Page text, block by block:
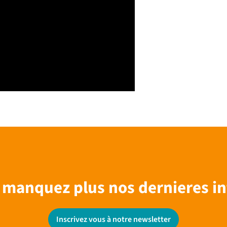
plus nos dernieres
Inscrivez vous à notre newsletter